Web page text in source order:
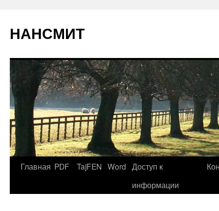
НАНСМИТ
Главная PDF TajFEN Word Доступ к
информации